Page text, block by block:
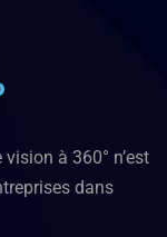
à 360° n’est
dans